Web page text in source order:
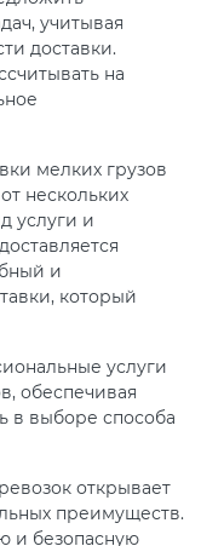
учитывая
доставки.
на
мелких грузов
нескольких
услуги и
и
который
услуги
обеспечивая
в выборе способа
открывает
преимуществ.
и безопасную